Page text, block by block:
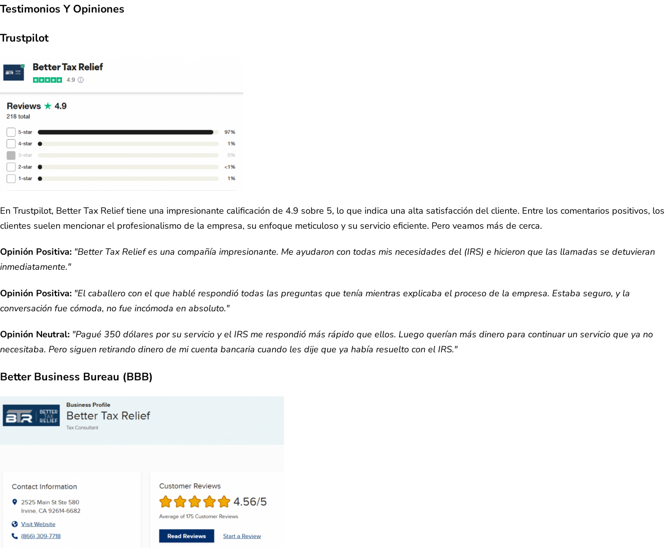
Testimonios Y Opiniones
Trustpilot
En Trustpilot, Better Tax Relief tiene una impresionante calificación de 4.9 sobre 5, lo que indica una alta satisfacción del cliente. Entre los comentarios positivos, los
clientes suelen mencionar el profesionalismo de la empresa, su enfoque meticuloso y su servicio eficiente. Pero veamos más de cerca.
Opinión Positiva: "Better Tax Relief es una compañía impresionante. Me ayudaron con todas mis necesidades del (IRS) e hicieron que las llamadas se detuvieran
inmediatamente."
Opinión Positiva: "El caballero con el que hablé respondió todas las preguntas que tenía mientras explicaba el proceso de la empresa. Estaba seguro, y la
conversación fue cómoda, no fue incómoda en absoluto."
Opinión Neutral: "Pagué 350 dólares por su servicio y el IRS me respondió más rápido que ellos. Luego querían más dinero para continuar un servicio que ya no
necesitaba. Pero siguen retirando dinero de mi cuenta bancaria cuando les dije que ya había resuelto con el IRS."
Better Business Bureau (BBB)